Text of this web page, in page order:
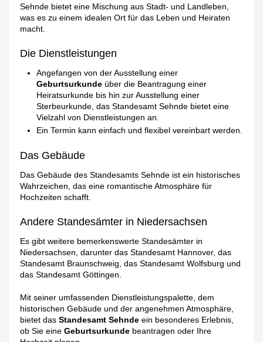
Sehnde bietet eine Mischung aus Stadt- und Landleben,
was es zu einem idealen Ort für das Leben und Heiraten
macht.
Die Dienstleistungen
Angefangen von der Ausstellung einer
Geburtsurkunde über die Beantragung einer
Heiratsurkunde bis hin zur Ausstellung einer
Sterbeurkunde, das Standesamt Sehnde bietet eine
Vielzahl von Dienstleistungen an.
Ein Termin kann einfach und flexibel vereinbart werden.
Das Gebäude
Das Gebäude des Standesamts Sehnde ist ein historisches
Wahrzeichen, das eine romantische Atmosphäre für
Hochzeiten schafft.
Andere Standesämter in Niedersachsen
Es gibt weitere bemerkenswerte Standesämter in
Niedersachsen, darunter das Standesamt Hannover, das
Standesamt Braunschweig, das Standesamt Wolfsburg und
das Standesamt Göttingen.
Mit seiner umfassenden Dienstleistungspalette, dem
historischen Gebäude und der angenehmen Atmosphäre,
bietet dasStandesamt Sehnde ein besonderes Erlebnis,
ob Sie eineGeburtsurkunde beantragen oder Ihre